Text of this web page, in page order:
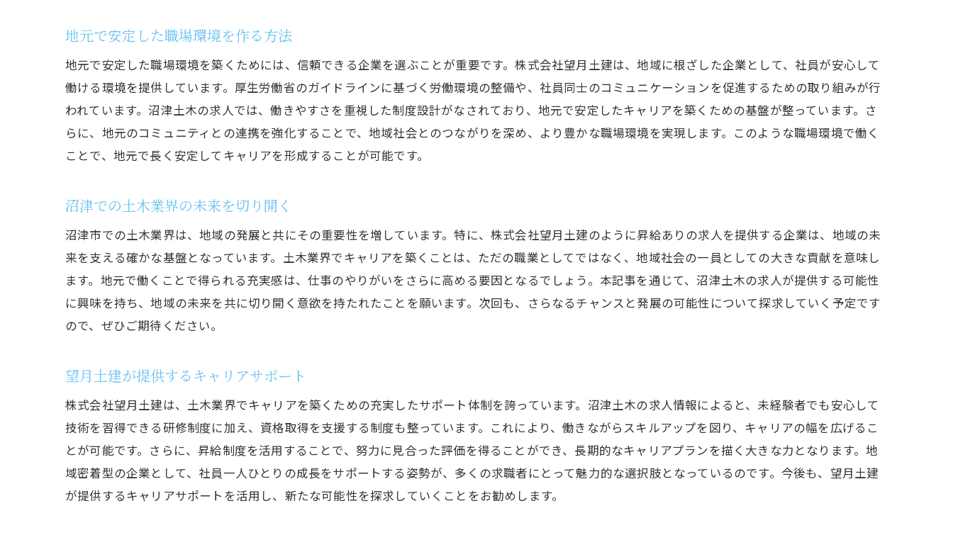
望月土建でのキャリアパスと昇給制度について知ろう
望月土建の昇給制度の仕組みとメリット
キャリアパスを描くためのサポート体制
昇給を目指すために知っておくべき情報
働きやすい職場環境でのキャリアアップ
沼津市での土木キャリアスタートに最適な求人はこれだ
土木業界でのキャリアをスタートするチャンス
望月土建が提供する初心者向け求人情報
地域に貢献しながら成長できる沼津土木求人の魅力とは
地域社会に貢献できる仕事のやりがい
望月土建の求人で地域密着型の成長を
地域インフラの未来を担うキャリア機会
地元で安定した職場環境を作る方法
地元で安定した職場環境を築くためには、信頼できる企業を選ぶことが重要です。株式会社望月土建は、地域に根ざした企業として、社員が安心して
働ける環境を提供しています。厚生労働省のガイドラインに基づく労働環境の整備や、社員同士のコミュニケーションを促進するための取り組みが行
われています。沼津土木の求人では、働きやすさを重視した制度設計がなされており、地元で安定したキャリアを築くための基盤が整っています。さ
らに、地元のコミュニティとの連携を強化することで、地域社会とのつながりを深め、より豊かな職場環境を実現します。このような職場環境で働く
ことで、地元で長く安定してキャリアを形成することが可能です。
沼津での土木業界の未来を切り開く
沼津市での土木業界は、地域の発展と共にその重要性を増しています。特に、株式会社望月土建のように昇給ありの求人を提供する企業は、地域の未
来を支える確かな基盤となっています。土木業界でキャリアを築くことは、ただの職業としてではなく、地域社会の一員としての大きな貢献を意味し
ます。地元で働くことで得られる充実感は、仕事のやりがいをさらに高める要因となるでしょう。本記事を通じて、沼津土木の求人が提供する可能性
に興味を持ち、地域の未来を共に切り開く意欲を持たれたことを願います。次回も、さらなるチャンスと発展の可能性について探求していく予定です
ので、ぜひご期待ください。
望月土建が提供するキャリアサポート
株式会社望月土建は、土木業界でキャリアを築くための充実したサポート体制を誇っています。沼津土木の求人情報によると、未経験者でも安心して
技術を習得できる研修制度に加え、資格取得を支援する制度も整っています。これにより、働きながらスキルアップを図り、キャリアの幅を広げるこ
とが可能です。さらに、昇給制度を活用することで、努力に見合った評価を得ることができ、長期的なキャリアプランを描く大きな力となります。地
域密着型の企業として、社員一人ひとりの成長をサポートする姿勢が、多くの求職者にとって魅力的な選択肢となっているのです。今後も、望月土建
が提供するキャリアサポートを活用し、新たな可能性を探求していくことをお勧めします。